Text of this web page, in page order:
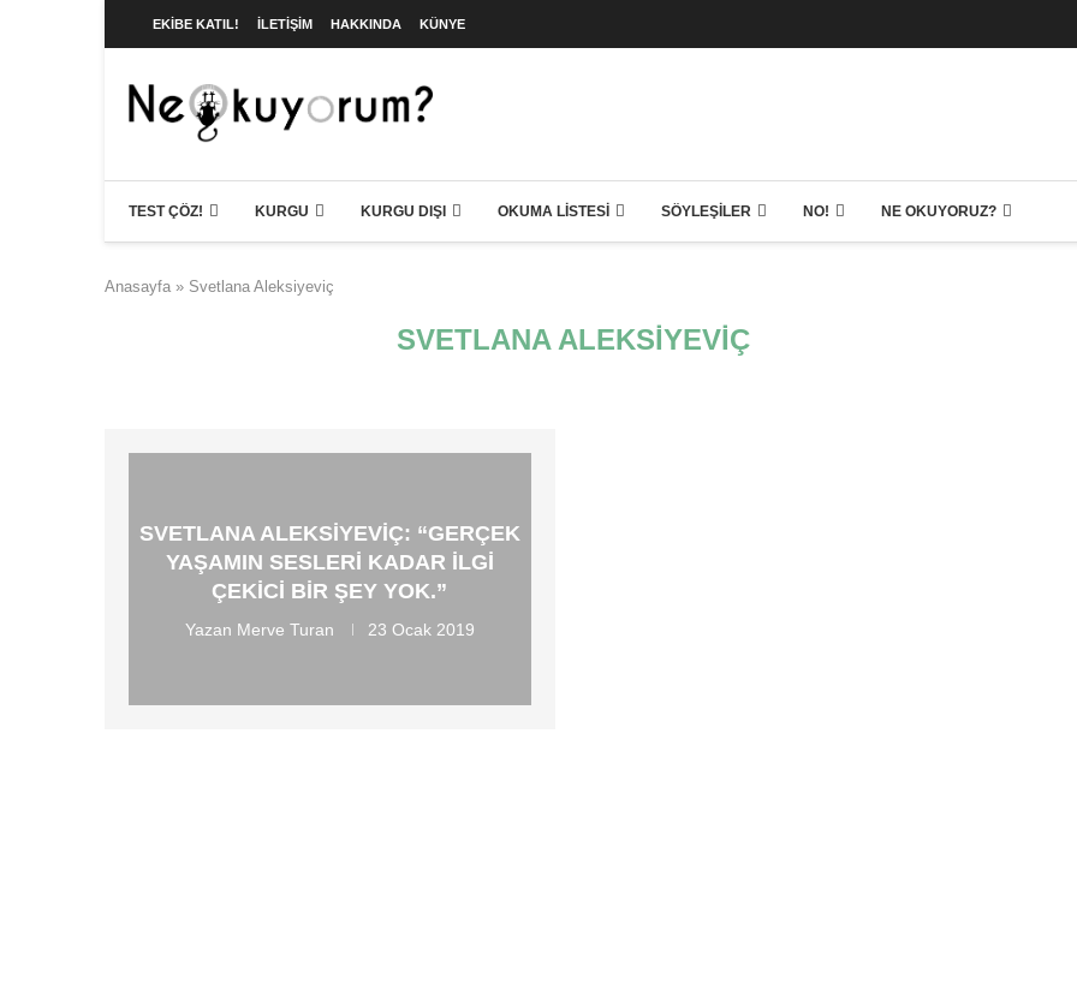
EKIBE KATIL! İLETIŞIM HAKKINDA KÜNYE
TEST ÇÖZ! KURGU KURGU DIŞI OKUMA LISTESI SÖYLEŞILER NO! NE OKUYORUZ?
Anasayfa » Svetlana Aleksiyeviç
SVETLANA ALEKSIYEVIÇ
SVETLANA ALEKSIYEVIÇ: “GERÇEK
YAŞAMIN SESLERI KADAR ILGI
ÇEKICI BIR ŞEY YOK.”
Yazan Merve Turan 23 Ocak 2019